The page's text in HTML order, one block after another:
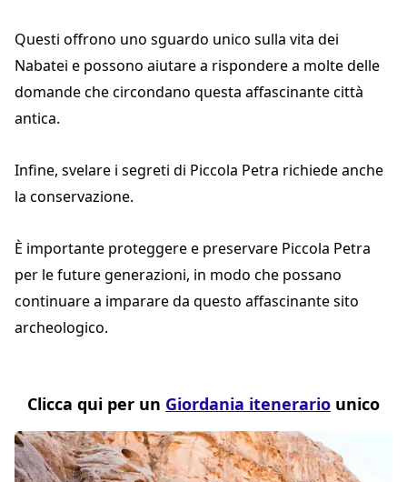
Questi offrono uno sguardo unico sulla vita dei
Nabatei e possono aiutare a rispondere a molte delle
domande che circondano questa affascinante città
antica.
Infine, svelare i segreti di Piccola Petra richiede anche
la conservazione.
È importante proteggere e preservare Piccola Petra
per le future generazioni, in modo che possano
continuare a imparare da questo affascinante sito
archeologico.
Clicca qui per un Giordania itenerario unico